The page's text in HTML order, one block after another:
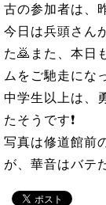
古の参加者は、
今日は兵頭さん
た🙇また、本日
ムをご馳走にな
中学生以上は、
たそうです❗
写真は修道館前
が、華音はバテ